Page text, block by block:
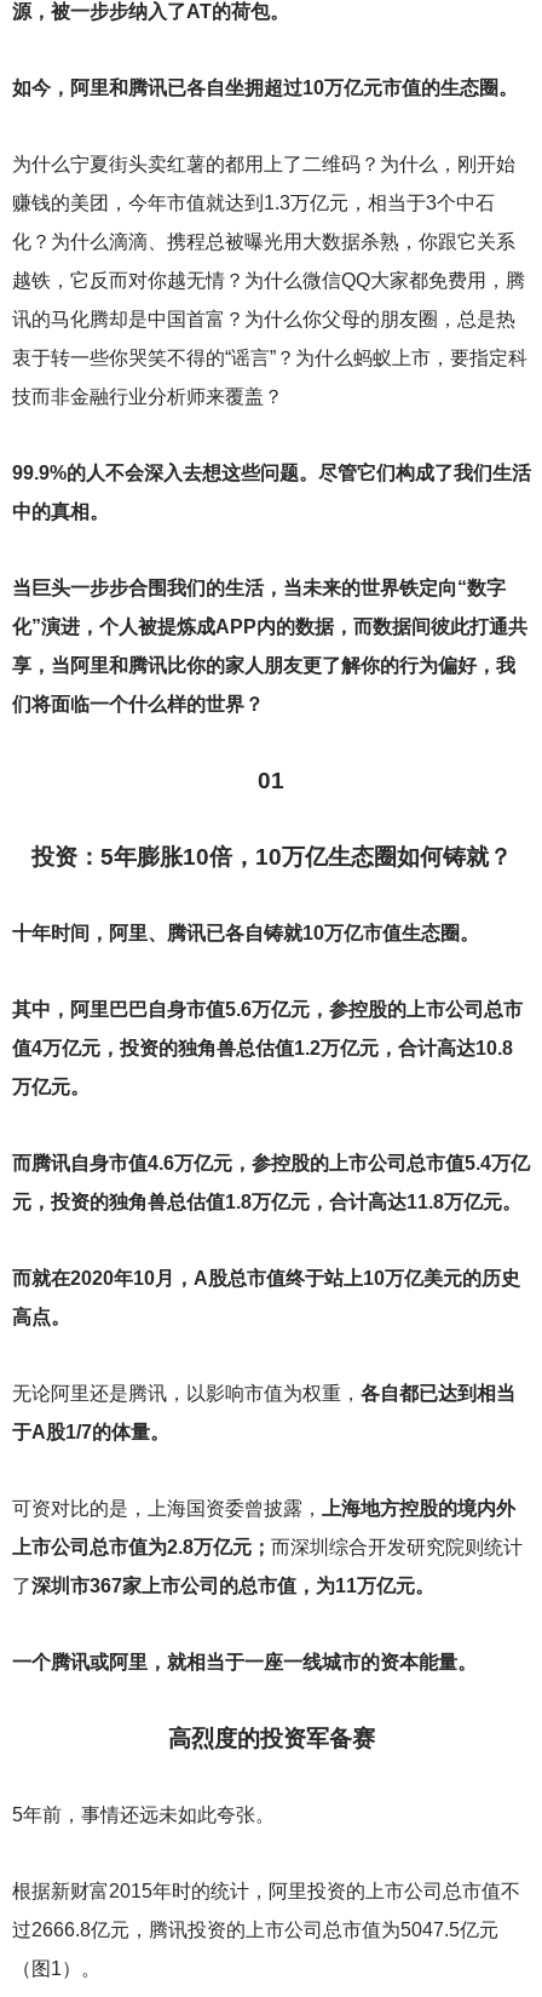
源，被一步步纳入了AT的荷包。
如今，阿里和腾讯已各自坐拥超过10万亿元市值的生态圈。
为什么宁夏街头卖红薯的都用上了二维码？为什么，刚开始
赚钱的美团，今年市值就达到1.3万亿元，相当于3个中石
化？为什么滴滴、携程总被曝光用大数据杀熟，你跟它关系
越铁，它反而对你越无情？为什么微信QQ大家都免费用，腾
讯的马化腾却是中国首富？为什么你父母的朋友圈，总是热
衷于转一些你哭笑不得的“谣言”？为什么蚂蚁上市，要指定科
技而非金融行业分析师来覆盖？
99.9%的人不会深入去想这些问题。尽管它们构成了我们生活
中的真相。
当巨头一步步合围我们的生活，当未来的世界铁定向“数字
化”演进，个人被提炼成APP内的数据，而数据间彼此打通共
享，当阿里和腾讯比你的家人朋友更了解你的行为偏好，我
们将面临一个什么样的世界？
01
投资：5年膨胀10倍，10万亿生态圈如何铸就？
十年时间，阿里、腾讯已各自铸就10万亿市值生态圈。
其中，阿里巴巴自身市值5.6万亿元，参控股的上市公司总市
值4万亿元，投资的独角兽总估值1.2万亿元，合计高达10.8
万亿元。
而腾讯自身市值4.6万亿元，参控股的上市公司总市值5.4万亿
元，投资的独角兽总估值1.8万亿元，合计高达11.8万亿元。
而就在2020年10月，A股总市值终于站上10万亿美元的历史
高点。
无论阿里还是腾讯，以影响市值为权重， 各自都已达到相当
于A股1/7的体量。
可资对比的是，上海国资委曾披露，
上海地方控股的境内外
上市公司总市值为2.8万亿元； 而深圳综合开发研究院则统计
了深圳市367家上市公司的总市值，为11万亿元。
一个腾讯或阿里，就相当于一座一线城市的资本能量。
高烈度的投资军备赛
5年前，事情还远未如此夸张。
根据新财富2015年时的统计，阿里投资的上市公司总市值不
过2666.8亿元，腾讯投资的上市公司总市值为5047.5亿元
（图1）。